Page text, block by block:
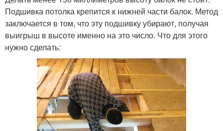
Подшивка потолка крепится к нижней части балок. Метод
заключается в том, что эту подшивку убирают, получая
выигрыш в высоте именно на это число. Что для этого
нужно сделать: